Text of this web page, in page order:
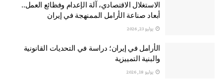
الاستغلال الاقتصادي، آلة الإعدام وفظائع العمل..
أبعاد صناعة الأرامل الممنهجة في إيران
يوليو 23, 2026
الأرامل في إيران؛ دراسة في التحديات القانونية
والبنية التمييزية
يوليو 18, 2026